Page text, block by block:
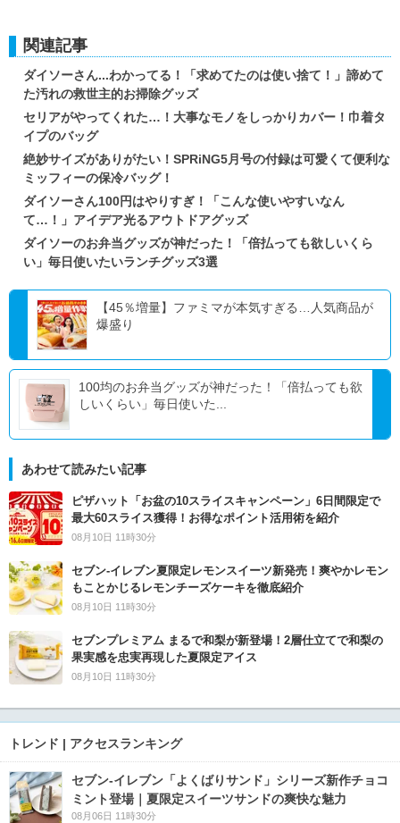
関連記事
ダイソーさん...わかってる！「求めてたのは使い捨て！」諦めて
た汚れの救世主的お掃除グッズ
セリアがやってくれた…！大事なモノをしっかりカバー！巾着タ
イプのバッグ
絶妙サイズがありがたい！SPRiNG5月号の付録は可愛くて便利な
ミッフィーの保冷バッグ！
ダイソーさん100円はやりすぎ！「こんな使いやすいなん
て…！」アイデア光るアウトドアグッズ
ダイソーのお弁当グッズが神だった！「倍払っても欲しいくら
い」毎日使いたいランチグッズ3選
【45％増量】ファミマが本気すぎる…人気商品が
爆盛り
100均のお弁当グッズが神だった！「倍払っても欲
しいくらい」毎日使いた...
あわせて読みたい記事
ピザハット「お盆の10スライスキャンペーン」6日間限定で
最大60スライス獲得！お得なポイント活用術を紹介
08月10日 11時30分
セブン‐イレブン夏限定レモンスイーツ新発売！爽やかレモン
もことかじるレモンチーズケーキを徹底紹介
08月10日 11時30分
セブンプレミアム まるで和梨が新登場！2層仕立てで和梨の
果実感を忠実再現した夏限定アイス
08月10日 11時30分
トレンド | アクセスランキング
セブン‐イレブン「よくばりサンド」シリーズ新作チョコ
ミント登場｜夏限定スイーツサンドの爽快な魅力
08月06日 11時30分